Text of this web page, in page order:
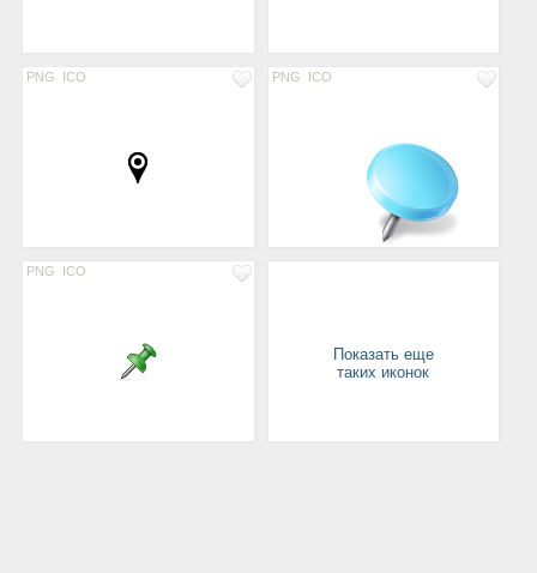
PNG ICO PNG ICO
PNG ICO
Показать еще
таких иконок